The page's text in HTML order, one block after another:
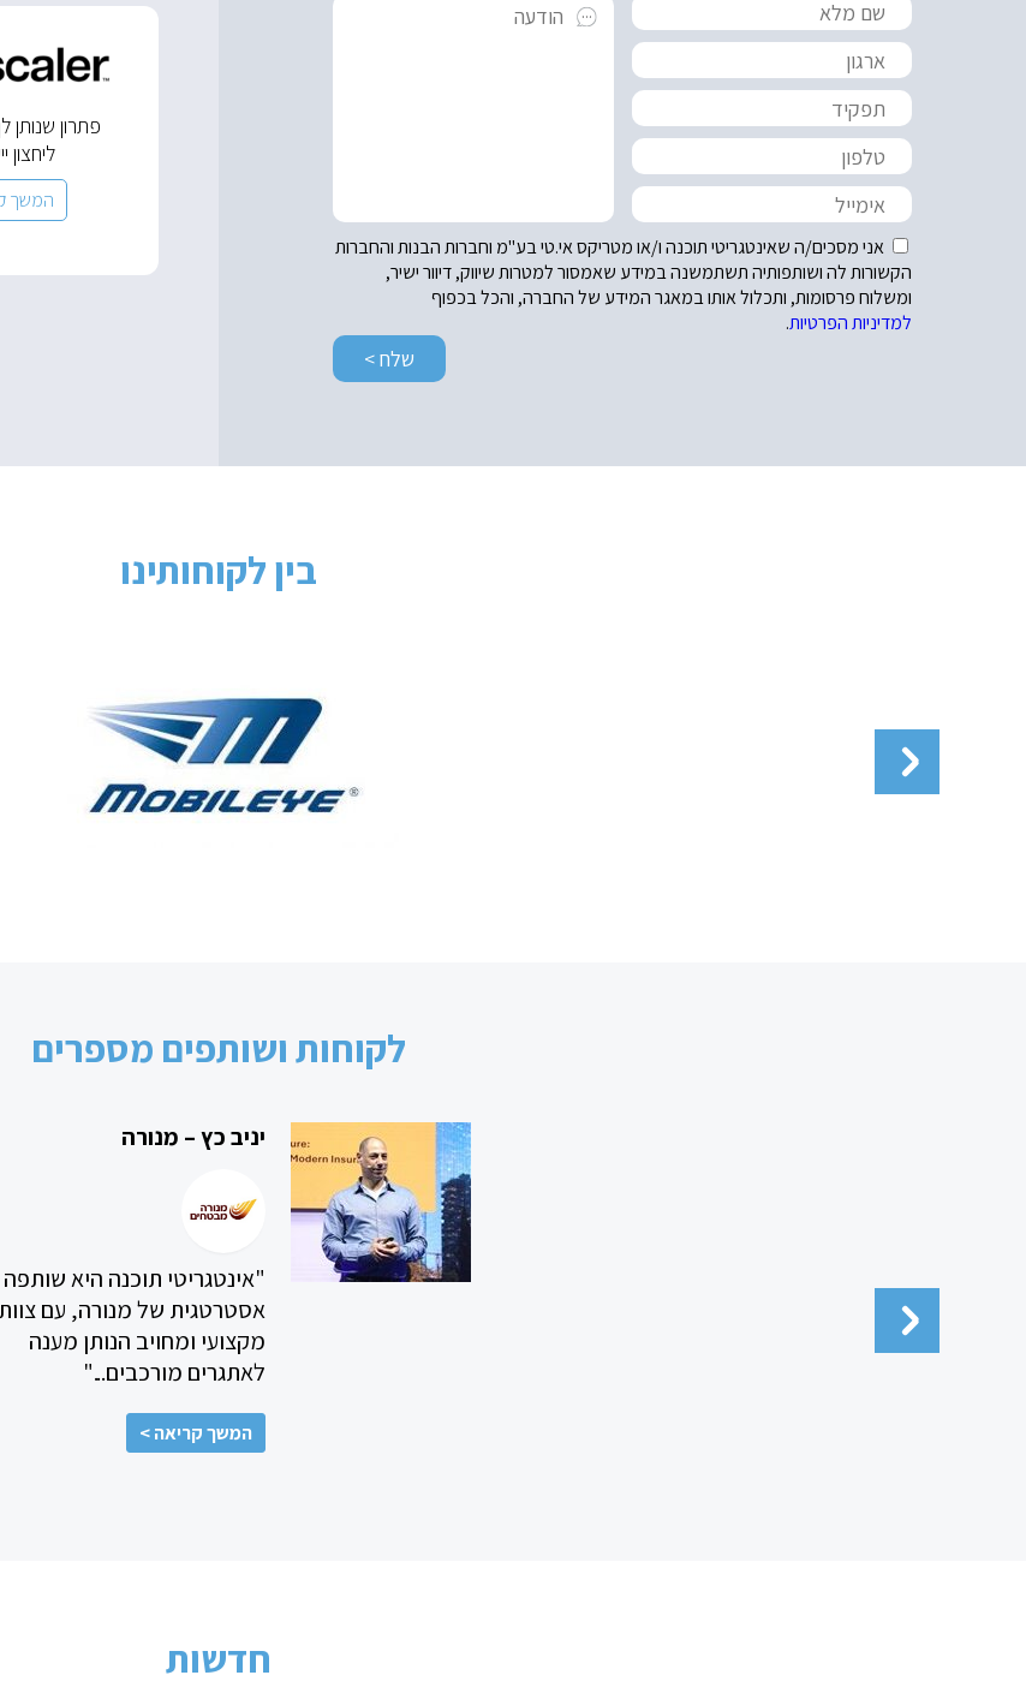
אני מסכים/ה שאינטגריטי תוכנה ו/או מטריקס אי.טי בע"מ וחברות הבנות והחברות
הקשורות לה ושותפותיה תשתמשנה במידע שאמסור למטרות שיווק, דיוור ישיר,
ומשלוח פרסומות, ותכלול אותו במאגר המידע של החברה, והכל בכפוף
למדיניות הפרטיות.
פתרון שנותן
ליחצון
המשך
בין לקוחותינו
לקוחות ושותפים מספרים
יניב כץ – מנורה
"אינטגריטי תוכנה היא שותפה
אסטרטגית של מנורה, עם צוות
מקצועי ומחויב הנותן מענה
לאתגרים מורכבים..."
המשך קריאה >
חדשות